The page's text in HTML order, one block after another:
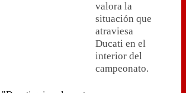
valora la
situación que
atraviesa
Ducati en el
interior del
campeonato.